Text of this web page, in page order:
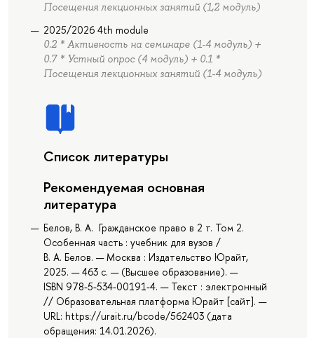
Посещения лекционных занятий (1,2 модуль)
2025/2026 4th module
0.2 * Активность на семинаре (1-4 модуль) +
0.7 * Устный опрос (4 модуль) + 0.1 *
Посещения лекционных занятий (1-4 модуль)
Список литературы
Рекомендуемая основная
литература
Белов, В. А. Гражданское право в 2 т. Том 2.
Особенная часть : учебник для вузов /
В. А. Белов. — Москва : Издательство Юрайт,
2025. — 463 с. — (Высшее образование). —
ISBN 978-5-534-00191-4. — Текст : электронный
// Образовательная платформа Юрайт [сайт]. —
URL: https://urait.ru/bcode/562403 (дата
обращения: 14.01.2026).